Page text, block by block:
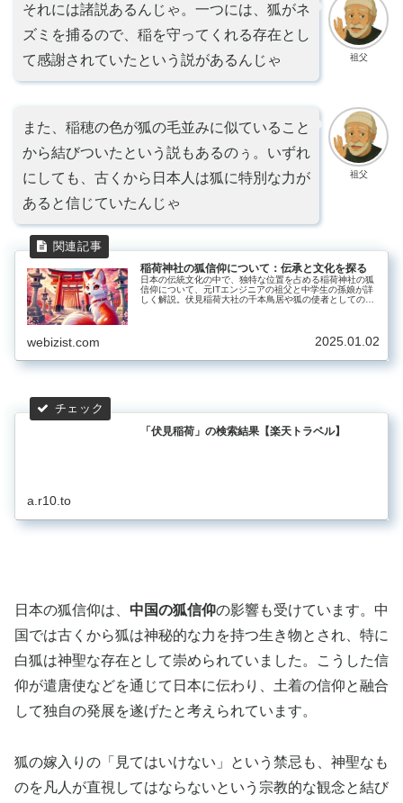
祖父
それには諸説あるんじゃ。一つには、狐がネ
ズミを捕るので、稲を守ってくれる存在とし
て感謝されていたという説があるんじゃ
祖父
また、稲穂の色が狐の毛並みに似ていること
から結びついたという説もあるのぅ。いずれ
にしても、古くから日本人は狐に特別な力が
あると信じていたんじゃ
稲荷神社の狐信仰について：伝承と文化を探る
日本の伝統文化の中で、独特な位置を占める稲荷神社の狐
信仰について、元ITエンジニアの祖父と中学生の孫娘が詳
しく解説。伏見稲荷大社の千本鳥居や狐の使者としての意
webizist.com 2025.01.02
「伏見稲荷」の検索結果【楽天トラベル】
a.r10.to
日本の狐信仰は、 中国の狐信仰の影響も受けています。中
国では古くから狐は神秘的な力を持つ生き物とされ、特に
白狐は神聖な存在として崇められていました。こうした信
仰が遣唐使などを通じて日本に伝わり、土着の信仰と融合
して独自の発展を遂げたと考えられています。
狐の嫁入りの「見てはいけない」という禁忌も、神聖なも
のを凡人が直視してはならないという宗教的な観念と結び